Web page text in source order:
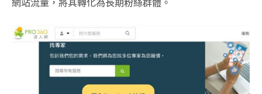
網站流量，將其轉化為長期粉絲群體。